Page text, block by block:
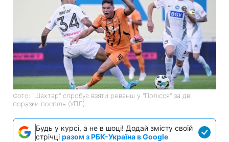
Фото: "Шахтар" спробує взяти реванш у "Полісся" за дві
поразки поспіль (УПЛ)
Будь у курсі, а не в шоці! Додай змісту своїй
стрічці разом з РБК-Україна в Google